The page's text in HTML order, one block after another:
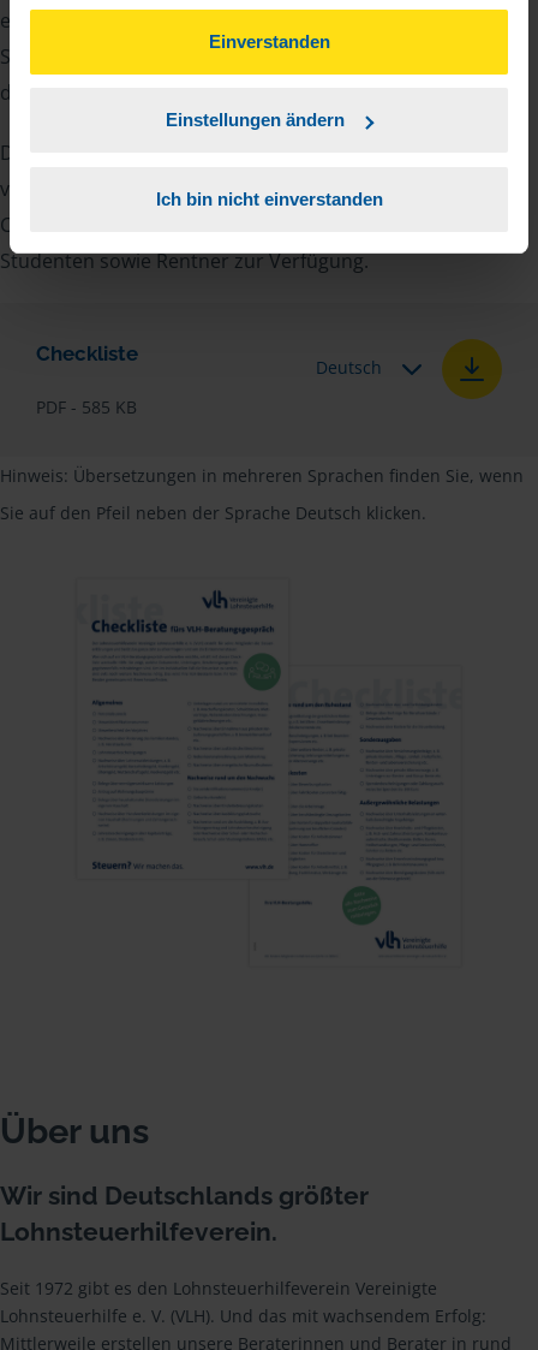
gesammelt haben. Indem Sie auf Einverstanden klicken,
können Sie der Verwendung von Cookies, gemäß
unserer
Einverstanden
Einstellungen ändern
Ich bin nicht einverstanden
elektronische Lohnsteuerbescheinigung, Ihre
Steueridentifikationsnummer, der Rentenbescheid oder
die Bescheinigung über das Kindergeld.
Damit Sie sich gut vorbereiten können und keinen der
vielen Nachweise vergessen, stellen wir Ihnen hier eine
Checkliste für Arbeitnehmer, Beamte, Auszubildende und
Studenten sowie Rentner zur Verfügung.
Checkliste
PDF - 585 KB
Deutsch
Hinweis: Übersetzungen in mehreren Sprachen finden Sie, wenn
Sie auf den Pfeil neben der Sprache Deutsch klicken.
Über uns
Wir sind Deutschlands größter
Lohnsteuerhilfeverein.
Seit 1972 gibt es den Lohnsteuerhilfeverein Vereinigte
Lohnsteuerhilfe e. V. (VLH). Und das mit wachsendem Erfolg:
Mittlerweile erstellen unsere Beraterinnen und Berater in rund